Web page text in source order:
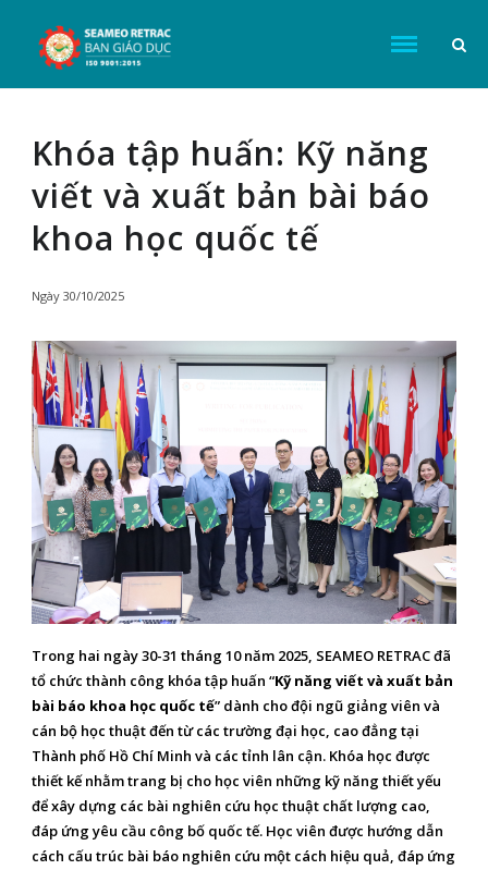
Khóa tập huấn: Kỹ năng
viết và xuất bản bài báo
khoa học quốc tế
Ngày 30/10/2025
Trong hai ngày 30-31 tháng 10 năm 2025, SEAMEO RETRAC đã
tổ chức thành công khóa tập huấn “Kỹ năng viết và xuất bản
bài báo khoa học quốc tế” dành cho đội ngũ giảng viên và
cán bộ học thuật đến từ các trường đại học, cao đẳng tại
Thành phố Hồ Chí Minh và các tỉnh lân cận. Khóa học được
thiết kế nhằm trang bị cho học viên những kỹ năng thiết yếu
để xây dựng các bài nghiên cứu học thuật chất lượng cao,
đáp ứng yêu cầu công bố quốc tế. Học viên được hướng dẫn
cách cấu trúc bài báo nghiên cứu một cách hiệu quả, đáp ứng